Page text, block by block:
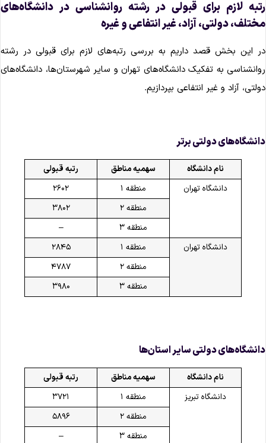
لازم برای قبولی در رشته روانشناسی در دانشگاه‌های
دولتی، آزاد، غیر انتفاعی و غیره
این بخش قصد داریم به بررسی رتبه‌های لازم برای قبولی در رشته
به تفکیک دانشگاه‌های تهران و سایر شهرستان‌ها، دانشگاه‌های
آزاد و غیر انتفاعی بپردازیم.
دولتی برتر
نام دانشگاه سهمیه مناطق
رتبه قبولی
دانشگاه تهران
منطقه ۱
۲۶۰۲
منطقه ۲
۳۸۰۲
منطقه ۳
–
دانشگاه تهران
منطقه ۱
۲۸۴۵
منطقه ۲
۴۷۸۷
منطقه ۳
۳۹۸۰
دولتی سایر استان‌ها
نام دانشگاه سهمیه مناطق
رتبه قبولی
دانشگاه تبریز
منطقه ۱
۳۷۲۱
منطقه ۲
۵۸۹۶
منطقه ۳
–